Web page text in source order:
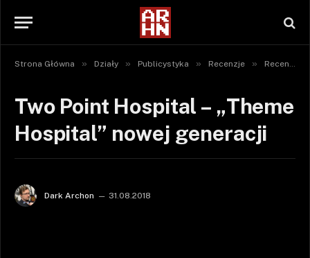
Strona Główna » Działy » Publicystyka » Recenzje » Recenzje gier
Two Point Hospital – „Theme
Hospital” nowej generacji
Dark Archon 31.08.2018